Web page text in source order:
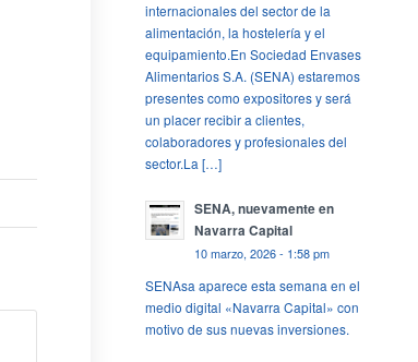
internacionales del sector de la
alimentación, la hostelería y el
equipamiento.En Sociedad Envases
Alimentarios S.A. (SENA) estaremos
presentes como expositores y será
un placer recibir a clientes,
colaboradores y profesionales del
sector.La […]
SENA, nuevamente en
Navarra Capital
10 marzo, 2026 - 1:58 pm
SENAsa aparece esta semana en el
medio digital «Navarra Capital» con
motivo de sus nuevas inversiones.